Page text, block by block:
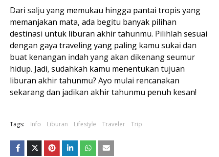
Dari salju yang memukau hingga pantai tropis yang
memanjakan mata, ada begitu banyak pilihan
destinasi untuk liburan akhir tahunmu. Pilihlah sesuai
dengan gaya traveling yang paling kamu sukai dan
buat kenangan indah yang akan dikenang seumur
hidup. Jadi, sudahkah kamu menentukan tujuan
liburan akhir tahunmu? Ayo mulai rencanakan
sekarang dan jadikan akhir tahunmu penuh kesan!
Tags: Info Liburan Lifestyle Traveler Trip